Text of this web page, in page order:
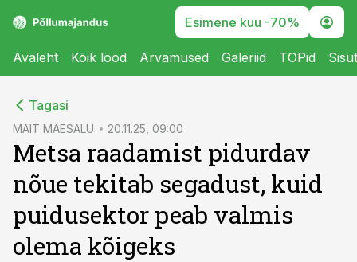
Esimene kuu -70%
Avaleht Kõik lood Arvamused Galeriid TOPid
Tagasi
MAIT MÄESALU 20.11.25, 09:00
Metsa raadamist pidurdav
nõue tekitab segadust, kuid
puidusektor peab valmis
olema kõigeks